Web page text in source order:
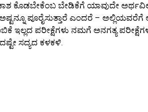
ಕೊಡಬೇಕೆಂಬ ಬೇಡಿಕೆಗೆ ಯಾವುದೇ
ಪೂರೈಸುತ್ತಾರೆ ಎಂದರೆ – ಅಲ್ಲಿಯವರೆಗೆ
ಇಲ್ಲದ ಪರೀಕ್ಷೆಗಳು ನಮಗೆ ಅನಗತ್ಯ
ಸದ್ಯದ ಕಳಕಳಿ.